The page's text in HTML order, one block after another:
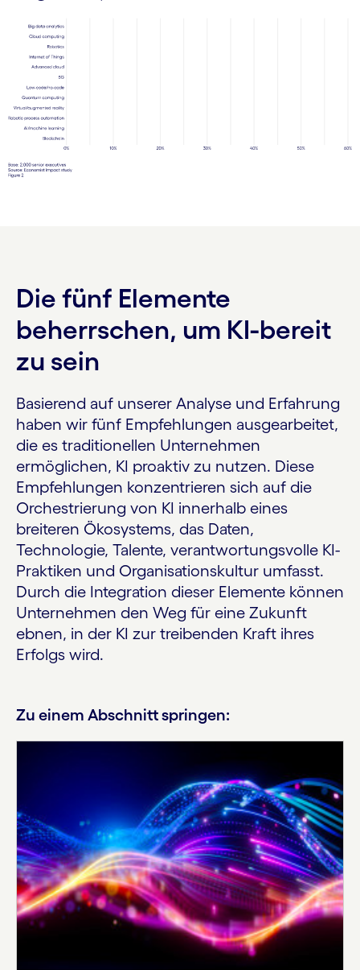
Die fünf Elemente
beherrschen, um KI-bereit
zu sein
Basierend auf unserer Analyse und Erfahrung
haben wir fünf Empfehlungen ausgearbeitet,
die es traditionellen Unternehmen
ermöglichen, KI proaktiv zu nutzen. Diese
Empfehlungen konzentrieren sich auf die
Orchestrierung von KI innerhalb eines
breiteren Ökosystems, das Daten,
Technologie, Talente, verantwortungsvolle KI-
Praktiken und Organisationskultur umfasst.
Durch die Integration dieser Elemente können
Unternehmen den Weg für eine Zukunft
ebnen, in der KI zur treibenden Kraft ihres
Erfolgs wird.
Zu einem Abschnitt springen: